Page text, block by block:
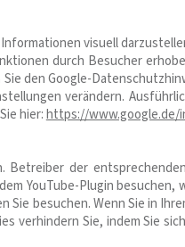
visuell
durch Besucher
den Google-
verändern.
hier:https://www.google.de/
der
YouTube-Plugin
besuchen. Wenn Sie in
verhindern Sie, indem Sie